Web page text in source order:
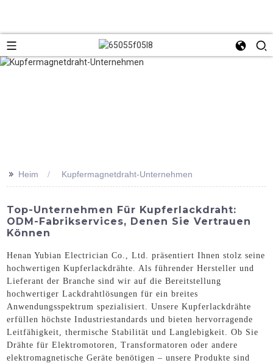
>> Heim Kupfermagnetdraht-Unternehmen
Top-Unternehmen Für Kupferlackdraht:
ODM-Fabrikservices, Denen Sie Vertrauen
Können
Henan Yubian Electrician Co., Ltd. präsentiert Ihnen stolz seine
hochwertigen Kupferlackdrähte. Als führender Hersteller und
Lieferant der Branche sind wir auf die Bereitstellung
hochwertiger Lackdrahtlösungen für ein breites
Anwendungsspektrum spezialisiert. Unsere Kupferlackdrähte
erfüllen höchste Industriestandards und bieten hervorragende
Leitfähigkeit, thermische Stabilität und Langlebigkeit. Ob Sie
Drähte für Elektromotoren, Transformatoren oder andere
elektromagnetische Geräte benötigen – unsere Produkte sind